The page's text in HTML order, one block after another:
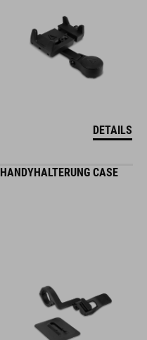
DETAILS
HANDYHALTERUNG CASE